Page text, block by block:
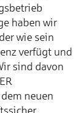
haben wir
wie sein
verfügt und
sind davon
neuen